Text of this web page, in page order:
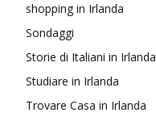
shopping in Irlanda
Sondaggi
Storie di Italiani in Irlanda
Studiare in Irlanda
Trovare Casa in Irlanda